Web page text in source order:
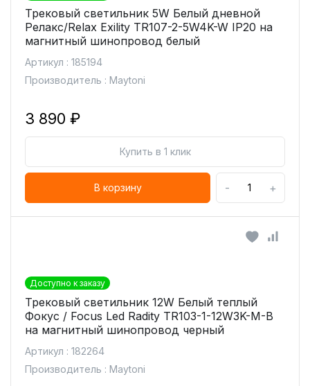
Трековый светильник 5W Белый дневной
Релакс/Relax Exility TR107-2-5W4K-W IP20 на
магнитный шинопровод белый
Артикул : 185194
Производитель : Maytoni
3 890 ₽
Купить в 1 клик
В корзину - +
Доступно к заказу
Трековый светильник 12W Белый теплый
Фокус / Focus Led Radity TR103-1-12W3K-M-B
на магнитный шинопровод черный
Артикул : 182264
Производитель : Maytoni